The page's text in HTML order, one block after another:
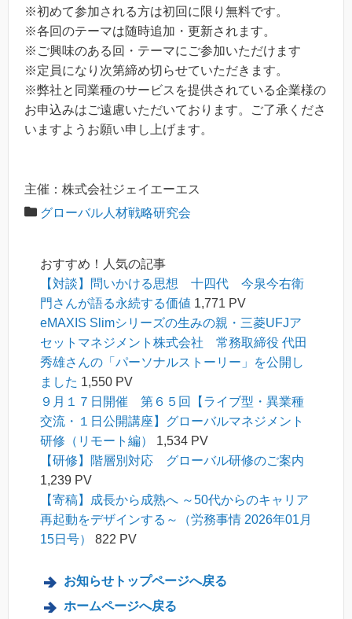
※初めて参加される方は初回に限り無料です。
※各回のテーマは随時追加・更新されます。
※ご興味のある回・テーマにご参加いただけます
※定員になり次第締め切らせていただきます。
※弊社と同業種のサービスを提供されている企業様の
お申込みはご遠慮いただいております。ご了承くださ
いますようお願い申し上げます。
主催：株式会社ジェイエーエス
グローバル人材戦略研究会
おすすめ！人気の記事
【対談】問いかける思想 十四代 今泉今右衛
門さんが語る永続する価値 1,771 PV
eMAXIS Slimシリーズの生みの親・三菱UFJア
セットマネジメント株式会社 常務取締役 代田
秀雄さんの「パーソナルストーリー」を公開し
ました 1,550 PV
９月１７日開催 第６５回【ライブ型・異業種
交流・１日公開講座】グローバルマネジメント
研修（リモート編）
1,534 PV
【研修】階層別対応 グローバル研修のご案内
1,239 PV
【寄稿】成長から成熟へ ～50代からのキャリア
再起動をデザインする～（労務事情 2026年01月
15日号）
822 PV
お知らせトップページへ戻る
ホームページへ戻る